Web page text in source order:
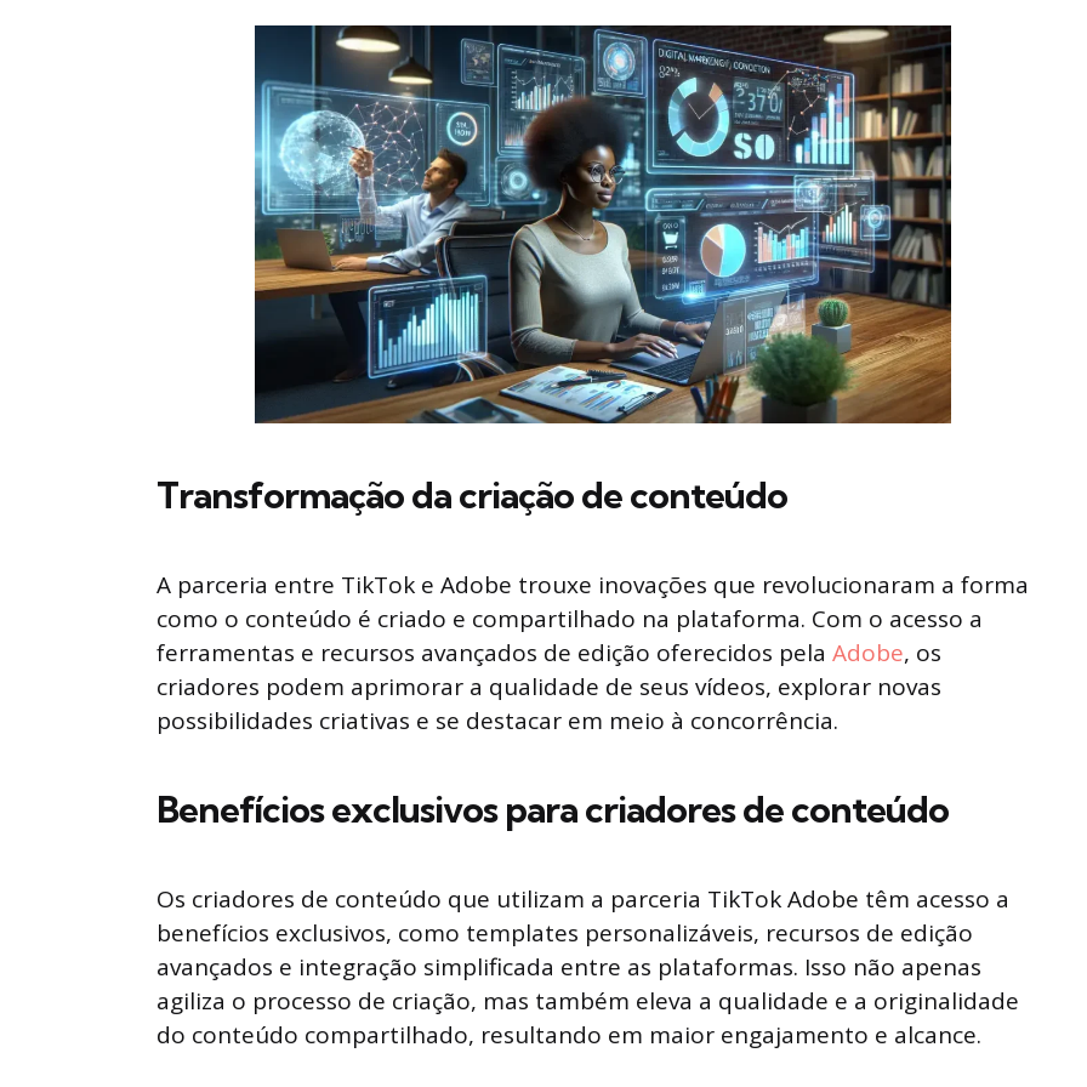
Transformação da criação de conteúdo
A parceria entre TikTok e Adobe trouxe inovações que revolucionaram a forma
como o conteúdo é criado e compartilhado na plataforma. Com o acesso a
ferramentas e recursos avançados de edição oferecidos pela Adobe, os
criadores podem aprimorar a qualidade de seus vídeos, explorar novas
possibilidades criativas e se destacar em meio à concorrência.
Benefícios exclusivos para criadores de conteúdo
Os criadores de conteúdo que utilizam a parceria TikTok Adobe têm acesso a
benefícios exclusivos, como templates personalizáveis, recursos de edição
avançados e integração simplificada entre as plataformas. Isso não apenas
agiliza o processo de criação, mas também eleva a qualidade e a originalidade
do conteúdo compartilhado, resultando em maior engajamento e alcance.